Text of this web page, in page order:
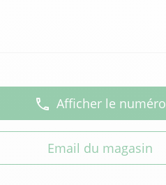
Afficher le numéro
Email du magasin